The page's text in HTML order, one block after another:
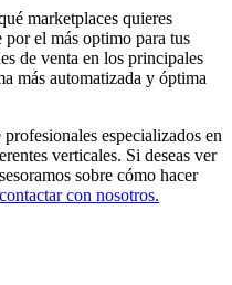
marketplaces quieres
por el más optimo para tus
de venta en los principales
más automatizada y óptima
especializados en
verticales. Si deseas ver
sobre cómo hacer
contactar con nosotros.